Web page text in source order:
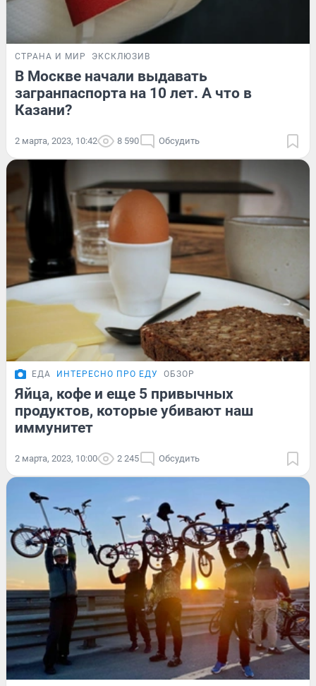
СТРАНА И МИР ЭКСКЛЮЗИВ
В Москве начали выдавать
загранпаспорта на 10 лет. А что в
Казани?
2 марта, 2023, 10:42 8 590 Обсудить
ЕДА ИНТЕРЕСНО ПРО ЕДУ ОБЗОР
Яйца, кофе и еще 5 привычных
продуктов, которые убивают наш
иммунитет
2 марта, 2023, 10:00 2 245 Обсудить